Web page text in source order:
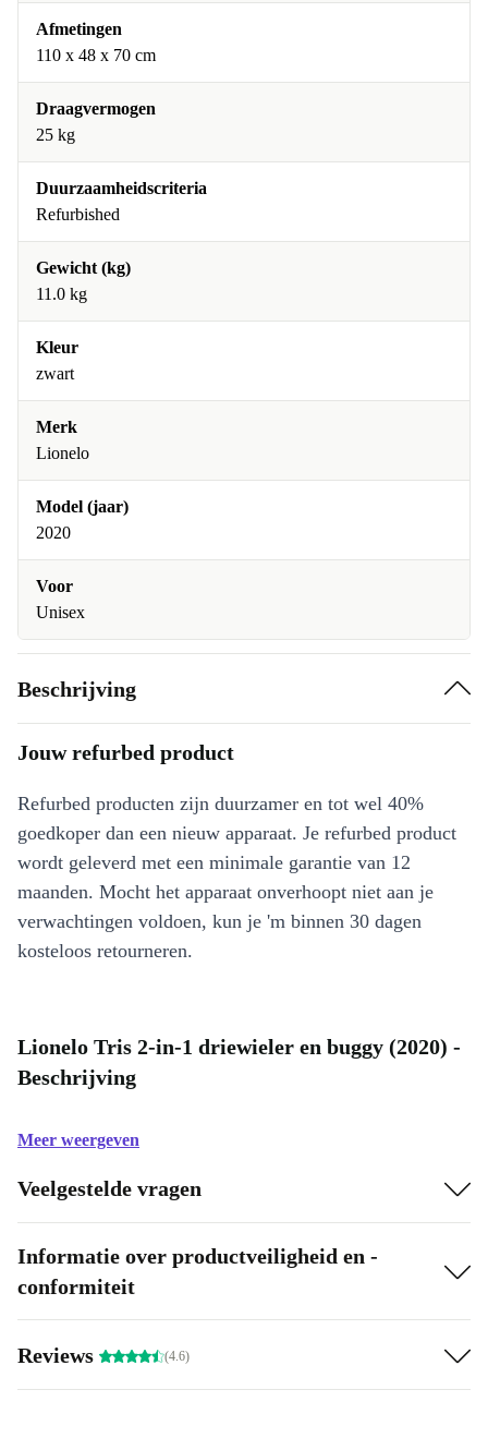
Afmetingen
110 x 48 x 70 cm
Draagvermogen
25 kg
Duurzaamheidscriteria
Refurbished
Gewicht (kg)
11.0 kg
Kleur
zwart
Merk
Lionelo
Model (jaar)
2020
Voor
Unisex
Beschrijving
Jouw refurbed product
Refurbed producten zijn duurzamer en tot wel 40%
goedkoper dan een nieuw apparaat. Je refurbed product
wordt geleverd met een minimale garantie van 12
maanden. Mocht het apparaat onverhoopt niet aan je
verwachtingen voldoen, kun je 'm binnen 30 dagen
kosteloos retourneren.
Lionelo Tris 2-in-1 driewieler en buggy (2020) -
Beschrijving
Meer weergeven
Veelgestelde vragen
Informatie over productveiligheid en -
conformiteit
Reviews (4.6)